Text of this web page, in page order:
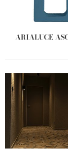
ARIALUCE